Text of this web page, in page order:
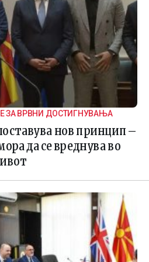
ЗА ВРВНИ ДОСТИГНУВАЊА
нов принцип –
да се вреднува во